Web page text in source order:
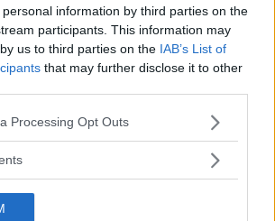
information by third parties on the
participants. This information may
us to third parties on the IAB’s List of
that may further disclose it to other
website/app uses one or more Google
visit or usage behaviour. You may click to
specified purposes in below Google
Processing Opt Outs